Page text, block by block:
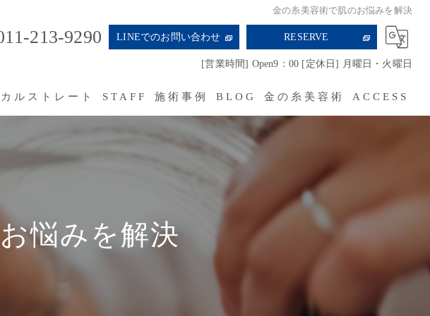
金の糸美容術で肌のお悩みを解決
213-9290 LINEでのお問い合わせ RESERVE
[営業時間] Open9：00 [定休日] 月曜日・火曜日
FAQ）
ルストレート STAFF 施術事例 BLOG 金の糸美容術 ACCESS
悩みを解決